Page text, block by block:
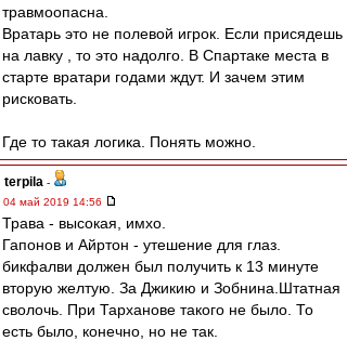
травмоопасна.
Вратарь это не полевой игрок. Если присядешь
на лавку , то это надолго. В Спартаке места в
старте вратари годами ждут. И зачем этим
рисковать.
Где то такая логика. Понять можно.
terpila -
04 май 2019 14:56
Трава - высокая, имхо.
Гапонов и Айртон - утешение для глаз.
бикфалви должен был получить к 13 минуте
вторую желтую. За Джикию и Зобнина.Штатная
сволочь. При Тарханове такого не было. То
есть было, конечно, но не так.